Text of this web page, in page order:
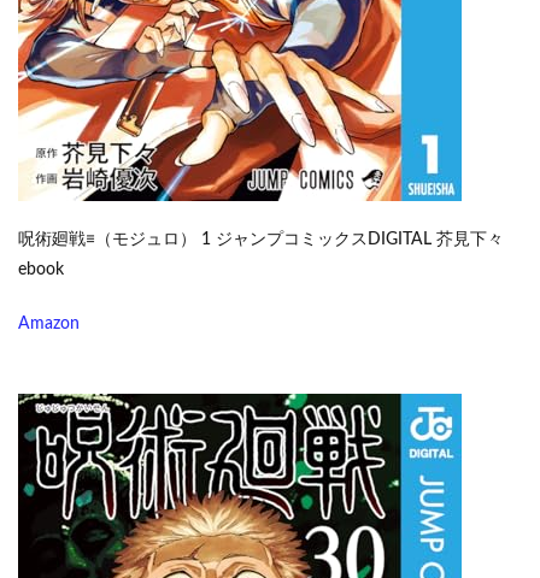
呪術廻戦≡（モジュロ） 1 ジャンプコミックスDIGITAL 芥見下々
ebook
Amazon